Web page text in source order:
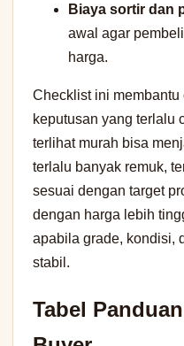
Biaya sortir dan
awal agar
harga.
Checklist ini
keputusan yang terlalu
terlihat murah bisa
terlalu banyak remuk,
sesuai dengan target
dengan harga lebih
apabila grade, kondisi,
stabil.
Tabel